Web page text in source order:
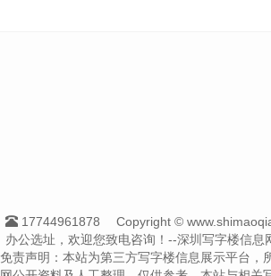
17744961878
Copyright ©
办公选址，欢迎您致电咨询！--深圳写字楼信息
免责声明：本站为第三方写字楼信息展示平台，